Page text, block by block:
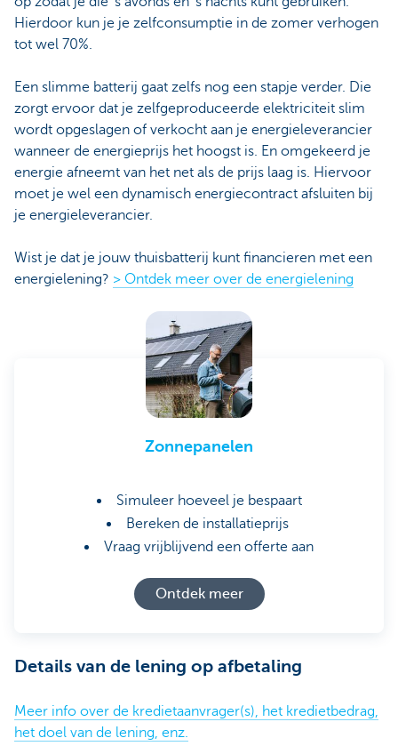
Hierdoor kun je je zelfconsumptie in de zomer verhogen
tot wel 70%.
Een slimme batterij gaat zelfs nog een stapje verder. Die
zorgt ervoor dat je zelfgeproduceerde elektriciteit slim
wordt opgeslagen of verkocht aan je energieleverancier
wanneer de energieprijs het hoogst is. En omgekeerd je
energie afneemt van het net als de prijs laag is. Hiervoor
moet je wel een dynamisch energiecontract afsluiten bij
je energieleverancier.
Wist je dat je jouw thuisbatterij kunt financieren met een
energielening? > Ontdek meer over de energielening
Zonnepanelen
Simuleer hoeveel je bespaart
Bereken de installatieprijs
Vraag vrijblijvend een offerte aan
Ontdek meer
Details van de lening op afbetaling
Meer info over de kredietaanvrager(s), het kredietbedrag,
het doel van de lening, enz.